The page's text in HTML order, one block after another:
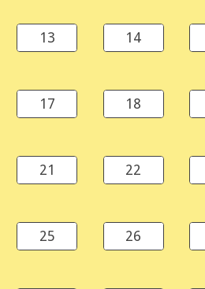
13 14
17 18
21 22
25 26